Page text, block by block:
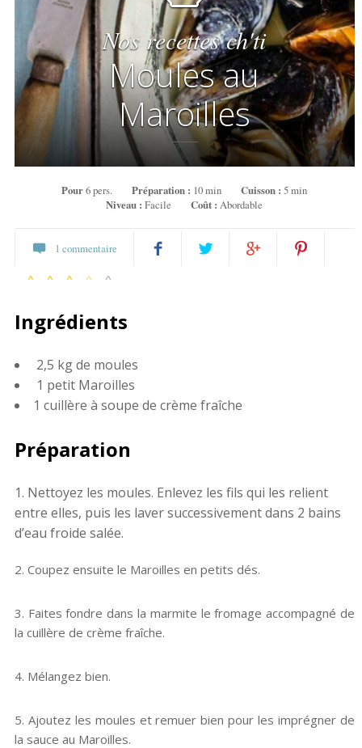
Nos recettes ch'ti
Moules au
Maroilles
Pour6 pers. Préparation : 10 min Cuisson :5 min
Niveau : Facile Coût : Abordable
1 commentaire
Ingrédients
2,5 kg de moules
1 petit Maroilles
1 cuillère à soupe de crème fraîche
Préparation
Nettoyez les moules. Enlevez les fils qui les relient
entre elles, puis les laver successivement dans 2 bains
d’eau froide salée.
2. Coupez ensuite le Maroilles en petits dés.
3. Faites fondre dans la marmite le fromage accompagné de
la cuillère de crème fraîche.
4. Mélangez bien.
5. Ajoutez les moules et remuer bien pour les imprégner de
la sauce au Maroilles.